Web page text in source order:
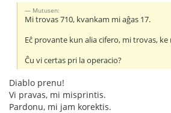
Mutusen:
Mi trovas 710, kvankam mi aĝas 17.
Eĉ provante kun alia cifero, mi trovas, ke
Ĉu vi certas pri la operacio?
Diablo prenu!
Vi pravas, mi misprintis.
Pardonu, mi jam korektis.